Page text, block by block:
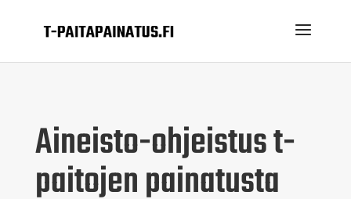
Aineisto-ohjeistus t-
paitojen painatusta